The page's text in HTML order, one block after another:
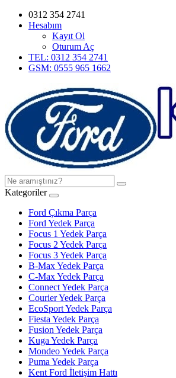
0312 354 2741
Hesabım
Kayıt Ol
Oturum Aç
TEL: 0312 354 2741
GSM: 0555 965 1662
Kategoriler
Ford Çıkma Parça
Ford Yedek Parça
Focus 1 Yedek Parça
Focus 2 Yedek Parça
Focus 3 Yedek Parça
B-Max Yedek Parça
C-Max Yedek Parça
Connect Yedek Parça
Courier Yedek Parça
EcoSport Yedek Parça
Fiesta Yedek Parça
Fusion Yedek Parça
Kuga Yedek Parça
Mondeo Yedek Parça
Puma Yedek Parça
Kent Ford İletişim Hattı